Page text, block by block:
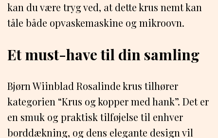
kan du være tryg ved, at dette krus nemt kan
tåle både opvaskemaskine og mikroovn.
Et must-have til din samling
Bjørn Wiinblad Rosalinde krus tilhører
kategorien “Krus og kopper med hank”. Det er
en smuk og praktisk tilføjelse til enhver
borddækning, og dens elegante design vil